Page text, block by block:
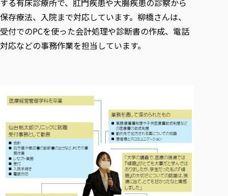
する有床診療所で、肛門疾患や大腸疾患の診察から
保存療法、入院まで対応しています。柳橋さんは、
受付でのPCを使った会計処理や診断書の作成、電話
対応などの事務作業を担当しています。